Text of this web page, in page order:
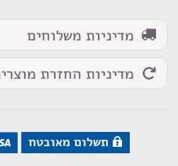
מדיניות משלוחים
מדיניות החזרת
תשלום מאובטח